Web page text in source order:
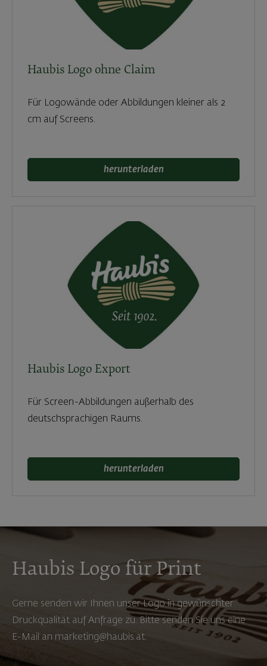
Haubis Logo ohne Claim
Für Logowände oder Abbildungen kleiner als 2
cm auf Screens.
herunterladen
Haubis Logo Export
Für Screen-Abbildungen außerhalb des
deutschsprachigen Raums.
herunterladen
Haubis Logo für Print
Gerne senden wir Ihnen unser Logo in gewünschter
Druckqualität auf Anfrage zu. Bitte senden Sie uns eine
E-Mail an marketing@haubis.at.